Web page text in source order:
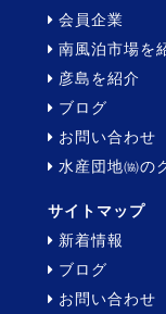
会員企業
南風泊市場を
彦島を紹介
ブログ
お問い合わせ
水産団地㈿の
サイトマップ
新着情報
ブログ
お問い合わせ